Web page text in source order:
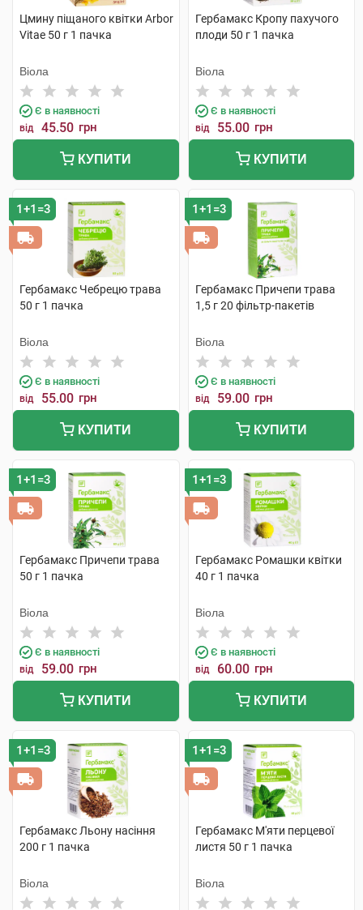
Цмину піщаного квітки Arbor
Vitae 50 г 1 пачка
Віола
Є в наявності
від 45.50 грн
КУПИТИ
Гербамакс Кропу пахучого
плоди 50 г 1 пачка
Віола
Є в наявності
від 55.00 грн
КУПИТИ
1+1=3
Гербамакс Чебрецю трава
50 г 1 пачка
Віола
Є в наявності
від 55.00 грн
КУПИТИ
1+1=3
Гербамакс Причепи трава
1,5 г 20 фільтр-пакетів
Віола
Є в наявності
від 59.00 грн
КУПИТИ
1+1=3
Гербамакс Причепи трава
50 г 1 пачка
Віола
Є в наявності
від 59.00 грн
КУПИТИ
1+1=3
Гербамакс Ромашки квітки
40 г 1 пачка
Віола
Є в наявності
від 60.00 грн
КУПИТИ
1+1=3
Гербамакс Льону насіння
200 г 1 пачка
Віола
1+1=3
Гербамакс М'яти перцевої
листя 50 г 1 пачка
Віола